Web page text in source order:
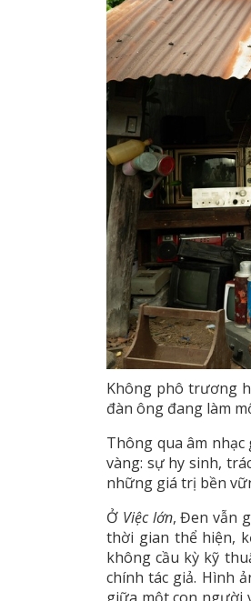
Không phô trương
đàn ông đang làm
Thông qua âm
vàng: sự hy sinh,
những giá trị bền
Ở Việc lớn, Đen vẫn
thời gian thể hiện,
không cầu kỳ kỹ
chính tác giả. Hình